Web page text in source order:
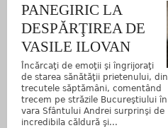
PANEGIRIC LA
DESPĂRŢIREA DE
VASILE ILOVAN
Încărcaţi de emoţii şi îngrijoraţi
de starea sănătăţii prietenului, din
trecutele săptămâni, comentând
trecem pe străzile Bucureştiului în
vara Sfântului Andrei surprinşi de
incredibila căldură şi...